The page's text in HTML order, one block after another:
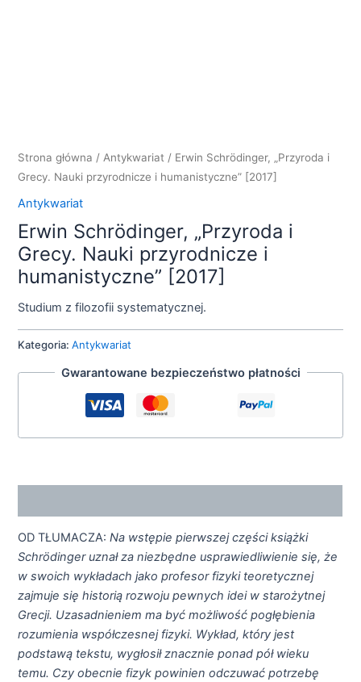
Strona główna / Antykwariat / Erwin Schrödinger, „Przyroda i
Grecy. Nauki przyrodnicze i humanistyczne” [2017]
Antykwariat
Erwin Schrödinger, „Przyroda i
Grecy. Nauki przyrodnicze i
humanistyczne” [2017]
Studium z filozofii systematycznej.
Kategoria:Antykwariat
Gwarantowane bezpieczeństwo płatności
OD TŁUMACZA: Na wstępie pierwszej części książki
Schrödinger uznał za niezbędne usprawiedliwienie się, że
w swoich wykładach jako profesor fizyki teoretycznej
zajmuje się historią rozwoju pewnych idei w starożytnej
Grecji. Uzasadnieniem ma być możliwość pogłębienia
rozumienia współczesnej fizyki. Wykład, który jest
podstawą tekstu, wygłosił znacznie ponad pół wieku
temu. Czy obecnie fizyk powinien odczuwać potrzebę